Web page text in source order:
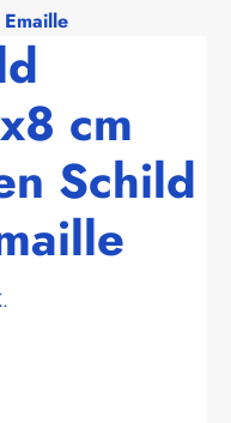
cm
Schild